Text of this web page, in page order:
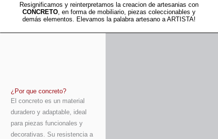
Resignificamos y reinterpretamos la creacion de artesanias con
CONCRETO, en forma de mobiliario, piezas coleccionables y
demás elementos. Elevamos la palabra artesano a ARTISTA!
¿Por que concreto?
El concreto es un material
duradero y adaptable, ideal
para piezas funcionales y
decorativas. Su resistencia a